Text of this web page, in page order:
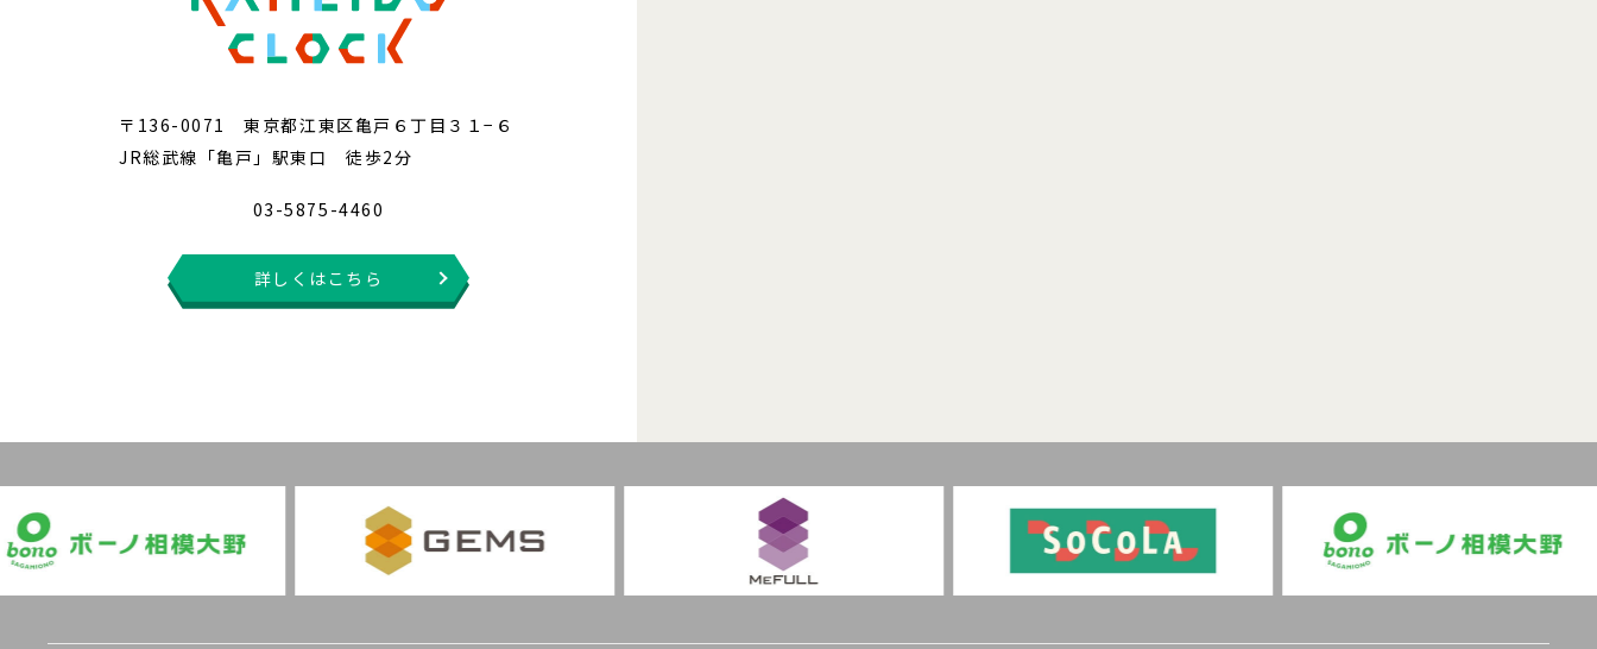
〒136-0071 東京都江東区亀戸６丁目３１−６
JR総武線「亀戸」駅東口 徒歩2分
03-5875-4460
詳しくはこちら